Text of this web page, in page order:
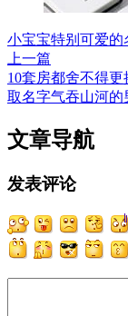
小宝宝特别可爱
上一篇
10套房都舍不得
取名字气吞山河
文章导航
发表评论